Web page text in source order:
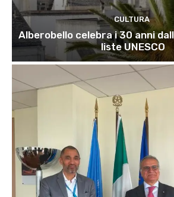
CULTURA
Alberobello celebra i 30 anni
liste UNESCO